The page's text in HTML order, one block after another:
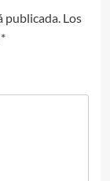
publicada. Los
*